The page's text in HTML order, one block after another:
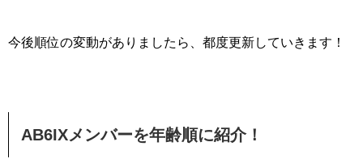
今後順位の変動がありましたら、都度更新していきます！
AB6IXメンバーを年齢順に紹介！